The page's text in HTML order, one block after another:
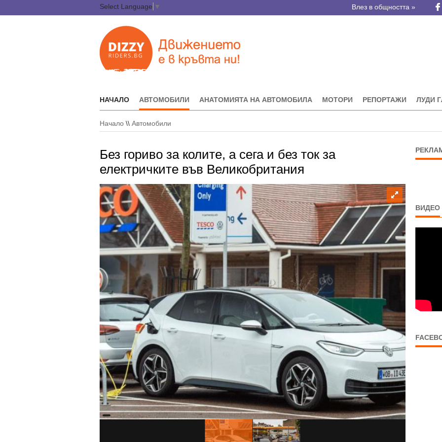
Select Language ▼ Влез в общността »
НАЧАЛО АВТОМОБИЛИ АНАТОМИЯТА НА АВТОМОБИЛА МОТОРИ РЕПОРТАЖИ ЛУДИ
Начало \\ Автомобили
Без гориво за колите, а сега и без ток за
електричките във Великобритания
ВИДЕО